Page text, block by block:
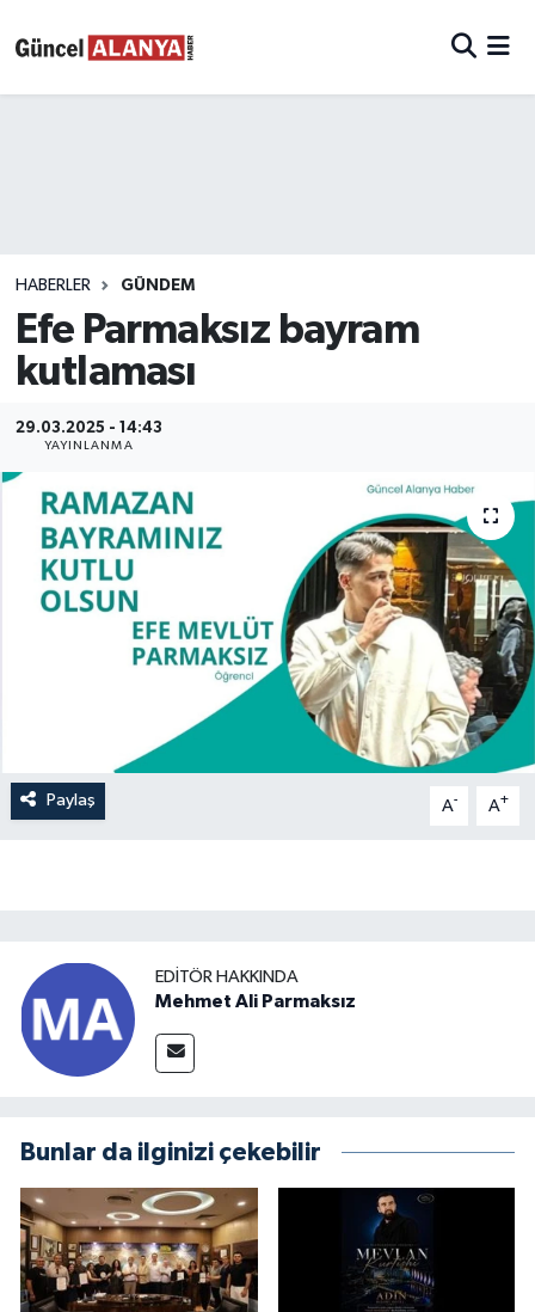
HABERLER GÜNDEM
Efe Parmaksız bayram
kutlaması
29.03.2025 - 14:43
YAYINLANMA
Paylaş A- A+
EDITÖR HAKKINDA
Mehmet Ali Parmaksız
Bunlar da ilginizi çekebilir